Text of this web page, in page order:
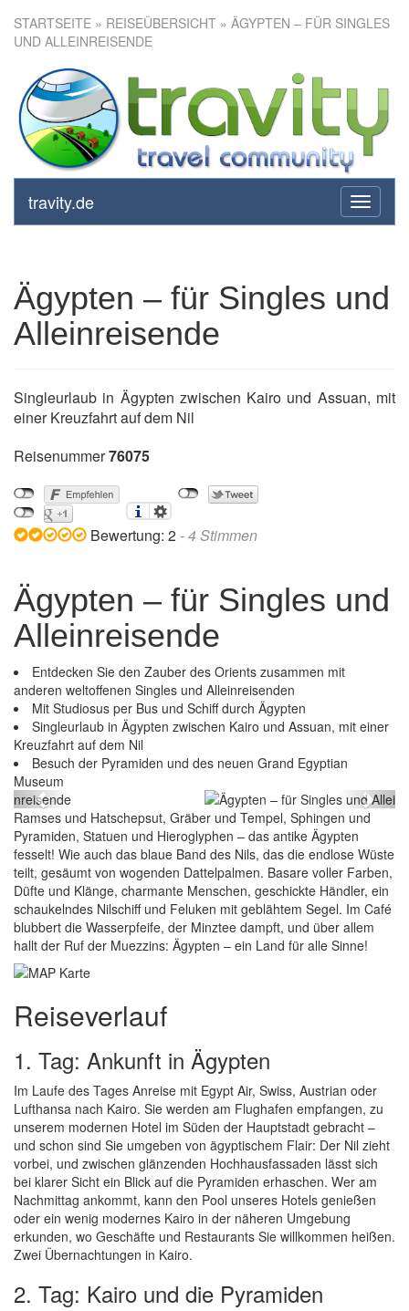
STARTSEITE » REISEÜBERSICHT » ÄGYPTEN – FÜR SINGLES
UND ALLEINREISENDE
toggle
travity.de
Ägypten – für Singles und
Alleinreisende
Ägypten – für Singles und
Alleinreisende
Singleurlaub in Ägypten zwischen Kairo und Assuan, mit
einer Kreuzfahrt auf dem Nil
Reisenummer76075
Bewertung: 2 -4Stimmen
Ägypten – für Singles und
Alleinreisende
Entdecken Sie den Zauber des Orients zusammen mit
anderen weltoffenen Singles und Alleinreisenden
Mit Studiosus per Bus und Schiff durch Ägypten
Singleurlaub in Ägypten zwischen Kairo und Assuan, mit einer
Kreuzfahrt auf dem Nil
Besuch der Pyramiden und des neuen Grand Egyptian
Museum
Ägypten – für Singles und Alleinreisende
Previous Next
Ramses und Hatschepsut, Gräber und Tempel, Sphingen und
Pyramiden, Statuen und Hieroglyphen – das antike Ägypten
fesselt! Wie auch das blaue Band des Nils, das die endlose Wüste
teilt, gesäumt von wogenden Dattelpalmen. Basare voller Farben,
Düfte und Klänge, charmante Menschen, geschickte Händler, ein
schaukelndes Nilschiff und Feluken mit geblähtem Segel. Im Café
blubbert die Wasserpfeife, der Minztee dampft, und über allem
hallt der Ruf der Muezzins: Ägypten – ein Land für alle Sinne!
Reiseverlauf
1. Tag: Ankunft in Ägypten
Im Laufe des Tages Anreise mit Egypt Air, Swiss, Austrian oder
Lufthansa nach Kairo. Sie werden am Flughafen empfangen, zu
unserem modernen Hotel im Süden der Hauptstadt gebracht –
und schon sind Sie umgeben von ägyptischem Flair: Der Nil zieht
vorbei, und zwischen glänzenden Hochhausfassaden lässt sich
bei klarer Sicht ein Blick auf die Pyramiden erhaschen. Wer am
Nachmittag ankommt, kann den Pool unseres Hotels genießen
oder ein wenig modernes Kairo in der näheren Umgebung
erkunden, wo Geschäfte und Restaurants Sie willkommen heißen.
Zwei Übernachtungen in Kairo.
2. Tag: Kairo und die Pyramiden